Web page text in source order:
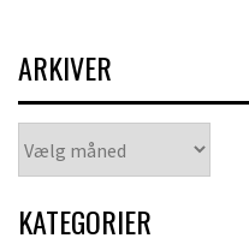
ARKIVER
KATEGORIER